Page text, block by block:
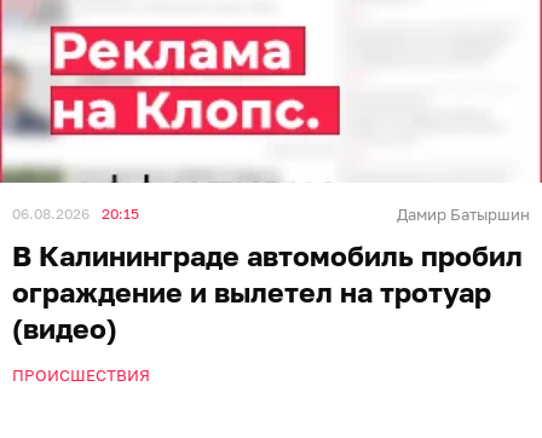
06.08.2026 20:15 Дамир Батыршин
В Калининграде автомобиль пробил
ограждение и вылетел на тротуар
(видео)
ПРОИСШЕСТВИЯ